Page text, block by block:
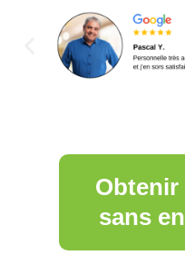
Obtenir
sans